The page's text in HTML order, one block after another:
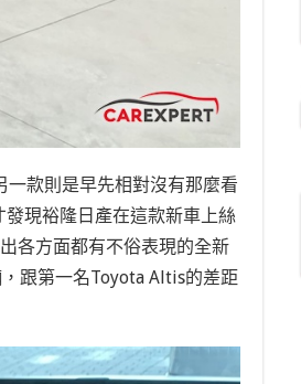
款則是早先相對沒有那麼看
現裕隆日產在這款新車上絲
各方面都有不俗表現的全新
跟第一名Toyota Altis的差距